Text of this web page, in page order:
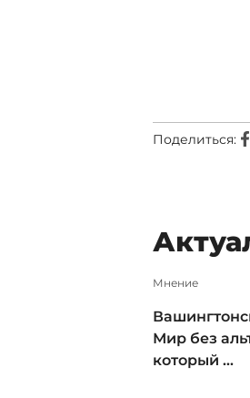
Поделиться:
Мнение
Мир без
который ...